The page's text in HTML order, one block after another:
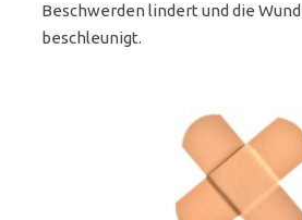
Beschwerden lindert und die
beschleunigt.